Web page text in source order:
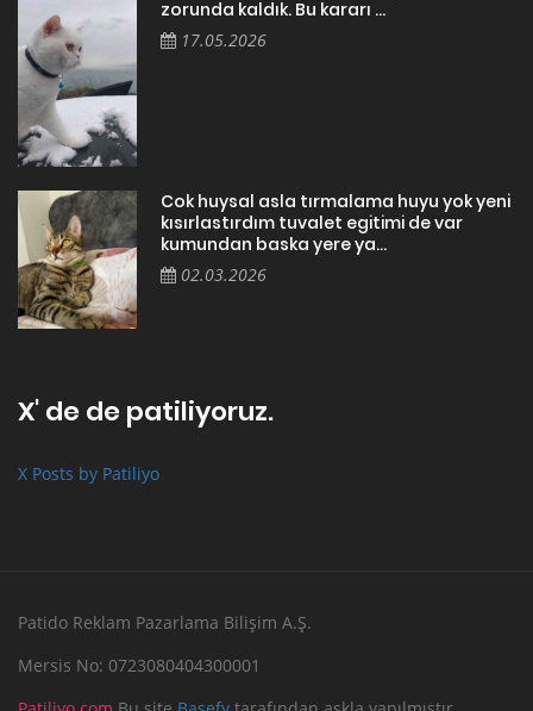
zorunda kaldık. Bu kararı ...
17.05.2026
Cok huysal asla tırmalama huyu yok yeni
kısırlastırdım tuvalet egitimi de var
kumundan baska yere ya...
02.03.2026
X' de de patiliyoruz.
X Posts by Patiliyo
Patido Reklam Pazarlama Bilişim A.Ş.
Mersis No: 0723080404300001